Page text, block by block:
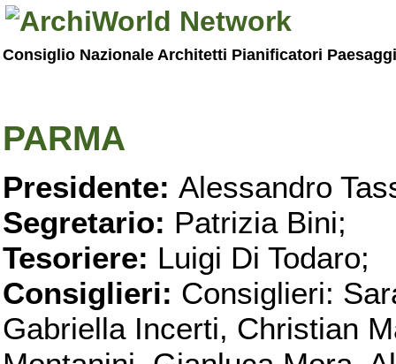
Consiglio Nazionale Architetti Pianificatori
PARMA
Presidente: Alessandro
Segretario: Patrizia Bini;
Tesoriere: Luigi Di Todaro;
Consiglieri: Consiglieri:
Gabriella Incerti, Christian